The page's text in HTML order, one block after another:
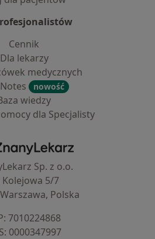
Cennik
Dla lekarzy
medycznych
nowość
wiedzy
dla Specjalisty
ZnanyLekarz - Strona główna
Sp. z o.o.
Kolejowa 5/7
Polska
⁠7010224868
⁠0000347997